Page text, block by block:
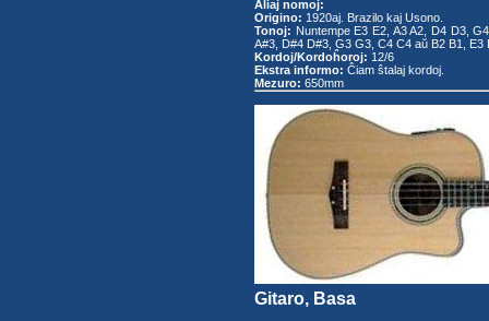
Aliaj nomoj:
Origino: 1920aj. Brazilo kaj Usono.
Tonoj: Nuntempe E3 E2, A3 A2, D4 D3,
A#3, D#4 D#3, G3 G3, C4 C4 aŭ B2 B1, E3
Kordoj/Kordoĥoroj: 12/6
Ekstra informo: Ĉiam ŝtalaj kordoj.
Mezuro: 650mm
Gitaro, Basa